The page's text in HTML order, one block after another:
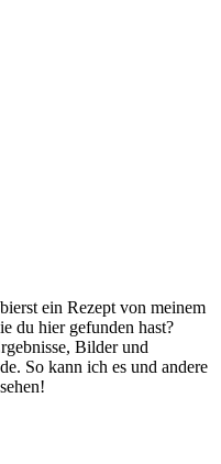
ein Rezept von meinem
du hier gefunden hast?
Bilder und
So kann ich es und andere